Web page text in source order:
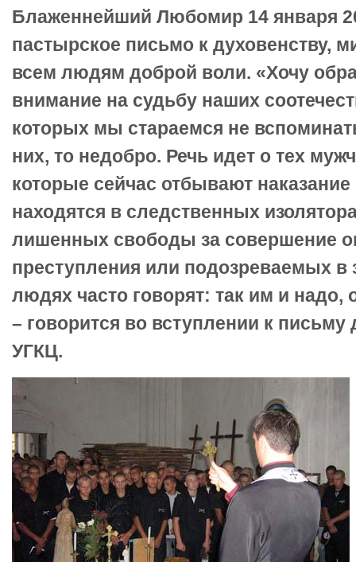
Блаженнейший Любомир 14 января
пастырское письмо к духовенству,
всем людям доброй воли. «Хочу
внимание на судьбу наших
которых мы стараемся не
них, то недобро. Речь идет о тех
которые сейчас отбывают
находятся в следственных
лишенных свободы за совершение
преступления или подозреваемых в
людях часто говорят: так им и надо,
– говорится во вступлении к письму
УГКЦ.